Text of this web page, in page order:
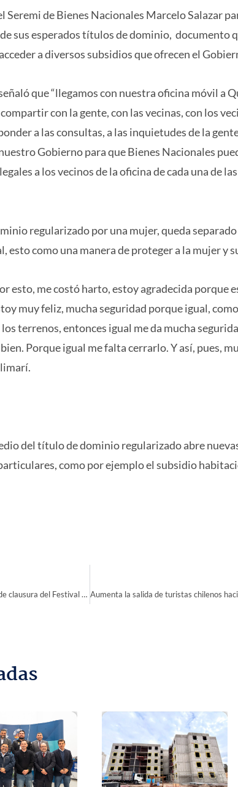
Seremi de Bienes Nacionales Marcelo Salazar
sus esperados títulos de dominio, documento
a diversos subsidios que ofrecen el
que “llegamos con nuestra oficina móvil a
con la gente, con las vecinas, con los
a las consultas, a las inquietudes de la
Gobierno para que Bienes Nacionales
a los vecinos de la oficina de cada una de
regularizado por una mujer, queda separado
esto como una manera de proteger a la mujer y
esto, me costó harto, estoy agradecida porque
muy feliz, mucha seguridad porque igual,
los terrenos, entonces igual me da mucha
Porque igual me falta cerrarlo. Y así, pues,
del título de dominio regularizado abre
como por ejemplo el subsidio
Cerca de 20 mil personas se congregaron en la noche de clausura del Festival de Los Vilos